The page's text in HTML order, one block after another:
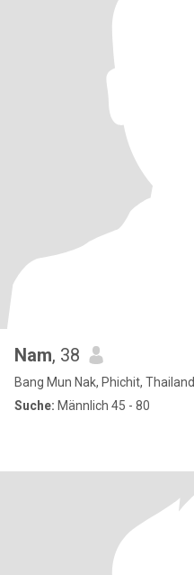
Nam, 38
Bang Mun Nak, Phichit, Thailand
Suche: Männlich 45 - 80